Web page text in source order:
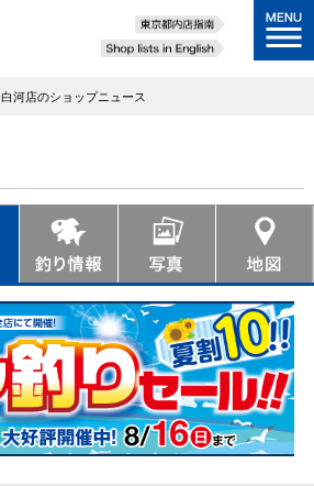
白河店のショップニュース